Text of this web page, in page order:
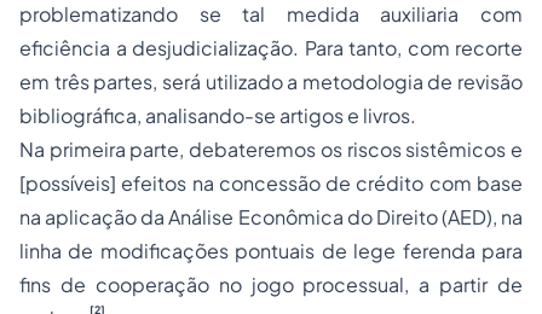
problematizando se tal medida auxiliaria com
eficiência a desjudicialização. Para tanto, com recorte
em três partes, será utilizado a metodologia de revisão
bibliográfica, analisando-se artigos e livros.
Na primeira parte, debateremos os riscos sistêmicos e
[possíveis] efeitos na concessão de crédito com base
na aplicação da Análise Econômica do Direito (AED), na
linha de modificações pontuais de lege ferenda para
fins de cooperação no jogo processual, a partir de
[2]